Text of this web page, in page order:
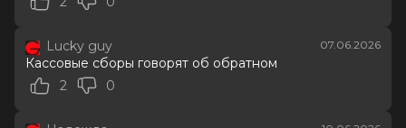
Страна
Слоган
—
Режиссер
Lucky guy 07.06.2026
Кассовые сборы говорят об обратном
2
0